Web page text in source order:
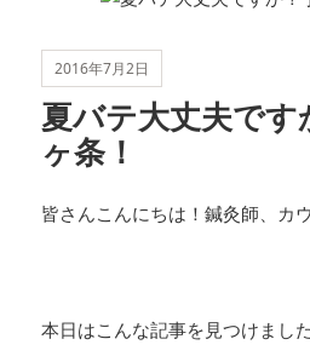
2016年7月2日
夏バテ大丈夫です
ヶ条！
皆さんこんにちは！鍼灸師、カ
本日はこんな記事を見つけまし